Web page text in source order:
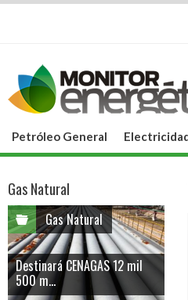
Petróleo General
Gas Natural
Gas Natural
Destinará CENAGAS 12 mil
500 m...